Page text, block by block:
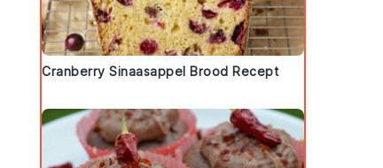
Cranberry Sinaasappel Brood Recept